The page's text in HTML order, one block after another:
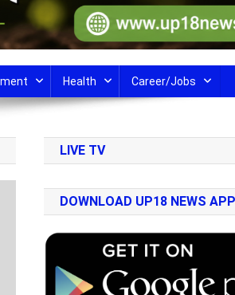
Health Career/Jobs
LIVE TV
DOWNLOAD UP18 NEWS APP